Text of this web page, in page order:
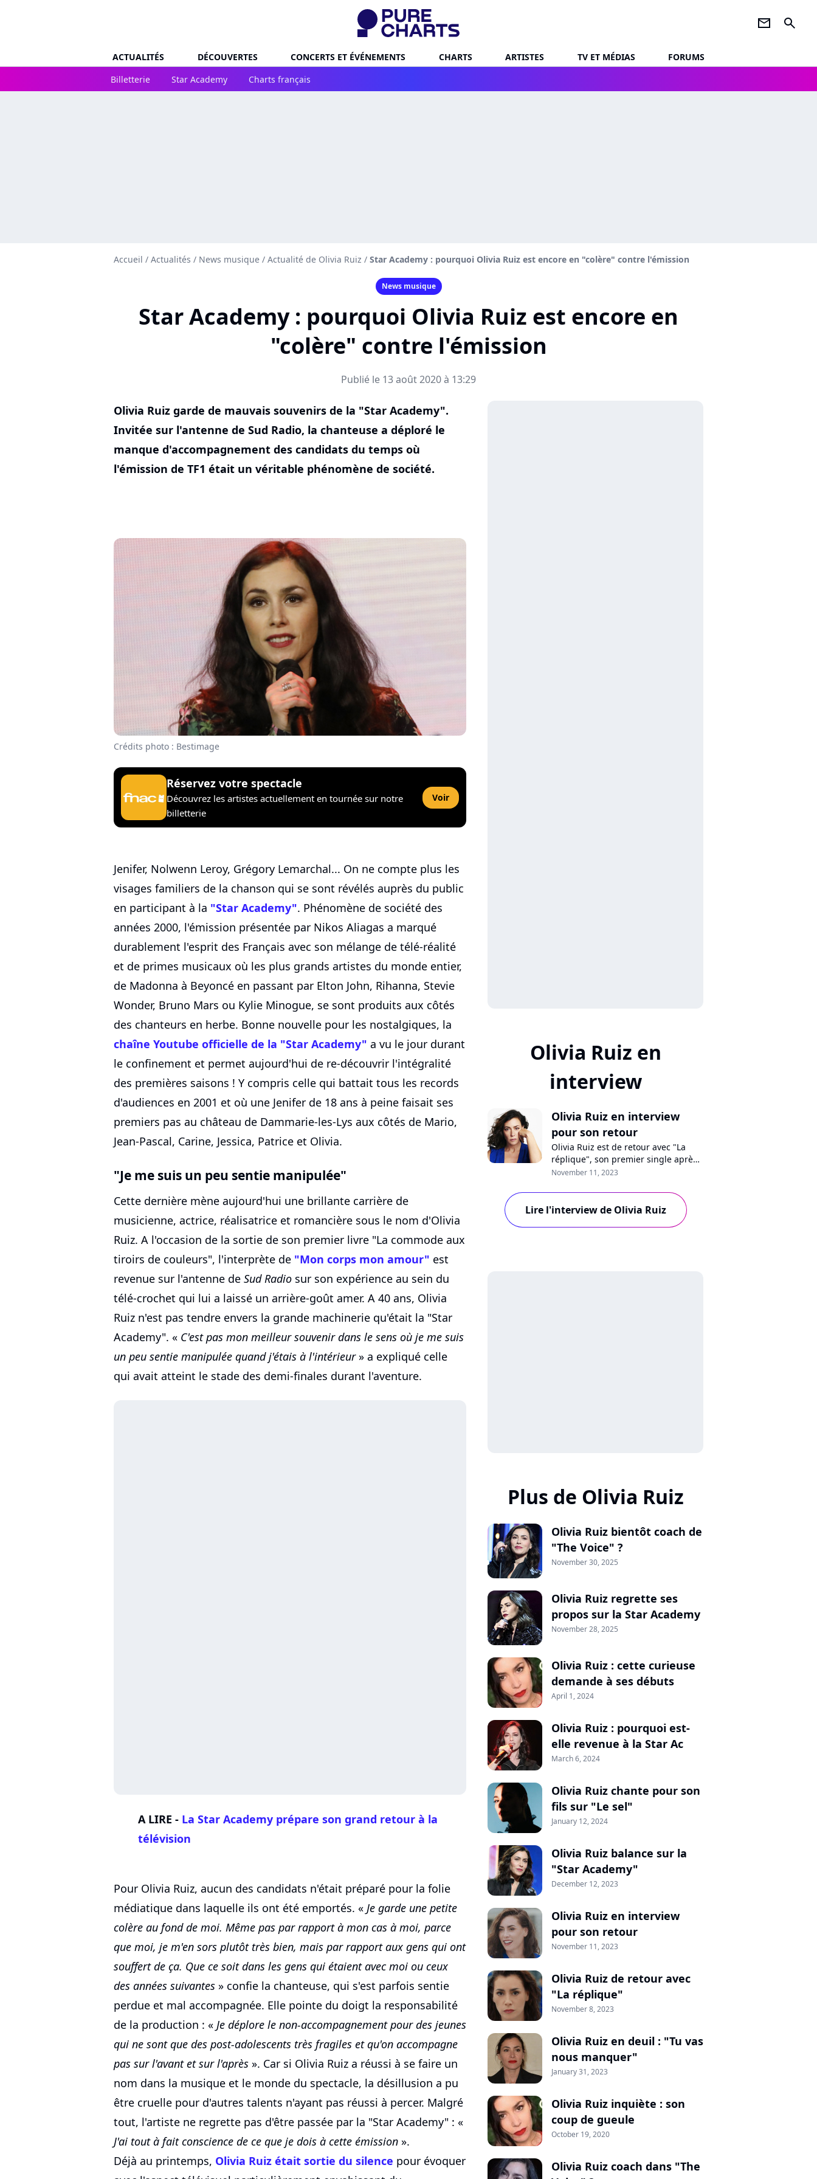
newsletter search
ACTUALITÉS DÉCOUVERTES CONCERTS ET ÉVÉNEMENTS CHARTS ARTISTES TV ET MÉDIAS
FORUMS
Billetterie
Star Academy Charts français
Accueil / Actualités / News musique / Actualité de Olivia Ruiz / Star Academy : pourquoi Olivia Ruiz est encore en "colère" contre l'émission
News musique
Star Academy : pourquoi Olivia Ruiz est encore en
"colère" contre l'émission
Publié le 13 août 2020 à 13:29
Olivia Ruiz garde de mauvais souvenirs de la "Star Academy".
Invitée sur l'antenne de Sud Radio, la chanteuse a déploré le
manque d'accompagnement des candidats du temps où
l'émission de TF1 était un véritable phénomène de société.
Crédits photo : Bestimage
Réservez votre spectacle
Découvrez les artistes actuellement en tournée sur notre
billetterie
Voir
Jenifer, Nolwenn Leroy, Grégory Lemarchal... On ne compte plus les
visages familiers de la chanson qui se sont révélés auprès du public
en participant à la "Star Academy". Phénomène de société des
années 2000, l'émission présentée par Nikos Aliagas a marqué
durablement l'esprit des Français avec son mélange de télé-réalité
et de primes musicaux où les plus grands artistes du monde entier,
de Madonna à Beyoncé en passant par Elton John, Rihanna, Stevie
Wonder, Bruno Mars ou Kylie Minogue, se sont produits aux côtés
des chanteurs en herbe. Bonne nouvelle pour les nostalgiques, la
chaîne Youtube officielle de la "Star Academy" a vu le jour durant
le confinement et permet aujourd'hui de re-découvrir l'intégralité
des premières saisons ! Y compris celle qui battait tous les records
d'audiences en 2001 et où une Jenifer de 18 ans à peine faisait ses
premiers pas au château de Dammarie-les-Lys aux côtés de Mario,
Jean-Pascal, Carine, Jessica, Patrice et Olivia.
"Je me suis un peu sentie manipulée"
Cette dernière mène aujourd'hui une brillante carrière de
musicienne, actrice, réalisatrice et romancière sous le nom d'Olivia
Ruiz. A l'occasion de la sortie de son premier livre "La commode aux
tiroirs de couleurs", l'interprète de "Mon corps mon amour" est
revenue sur l'antenne de Sud Radio sur son expérience au sein du
télé-crochet qui lui a laissé un arrière-goût amer. A 40 ans, Olivia
Ruiz n'est pas tendre envers la grande machinerie qu'était la "Star
Academy". « C'est pas mon meilleur souvenir dans le sens où je me suis
un peu sentie manipulée quand j'étais à l'intérieur» a expliqué celle
qui avait atteint le stade des demi-finales durant l'aventure.
A LIRE - La Star Academy prépare son grand retour à la
télévision
Pour Olivia Ruiz, aucun des candidats n'était préparé pour la folie
médiatique dans laquelle ils ont été emportés. « Je garde une petite
colère au fond de moi. Même pas par rapport à mon cas à moi, parce
que moi, je m'en sors plutôt très bien, mais par rapport aux gens qui ont
souffert de ça. Que ce soit dans les gens qui étaient avec moi ou ceux
des années suivantes » confie la chanteuse, qui s'est parfois sentie
perdue et mal accompagnée. Elle pointe du doigt la responsabilité
de la production : « Je déplore le non-accompagnement pour des jeunes
qui ne sont que des post-adolescents très fragiles et qu'on accompagne
pas sur l'avant et sur l'après ». Car si Olivia Ruiz a réussi à se faire un
nom dans la musique et le monde du spectacle, la désillusion a pu
être cruelle pour d'autres talents n'ayant pas réussi à percer. Malgré
tout, l'artiste ne regrette pas d'être passée par la "Star Academy" : «
J'ai tout à fait conscience de ce que je dois à cette émission ».
Déjà au printemps, Olivia Ruiz était sortie du silence pour évoquer
Olivia Ruiz en
interview
Olivia Ruiz en interview
pour son retour
Olivia Ruiz est de retour avec "La
réplique", son premier single après
sept d'absence. Ses romans à
engagement féministe, le retour de
la "Star Academy"... Interview avec
November 11, 2023
Lire l'interview de Olivia Ruiz
Plus de Olivia Ruiz
Olivia Ruiz bientôt coach de
"The Voice" ?
November 30, 2025
Olivia Ruiz regrette ses
propos sur la Star Academy
November 28, 2025
Olivia Ruiz : cette curieuse
demande à ses débuts
April 1, 2024
Olivia Ruiz : pourquoi est-
elle revenue à la Star Ac
March 6, 2024
Olivia Ruiz chante pour son
fils sur "Le sel"
January 12, 2024
Olivia Ruiz balance sur la
"Star Academy"
December 12, 2023
Olivia Ruiz en interview
pour son retour
November 11, 2023
Olivia Ruiz de retour avec
"La réplique"
November 8, 2023
Olivia Ruiz en deuil : "Tu vas
nous manquer"
January 31, 2023
Olivia Ruiz inquiète : son
coup de gueule
October 19, 2020
Olivia Ruiz coach dans "The